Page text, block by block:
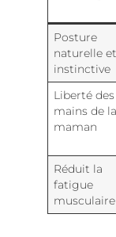
Posture
naturelle et
instinctive
Liberté des
mains de la
maman
Réduit la
fatigue
musculaire